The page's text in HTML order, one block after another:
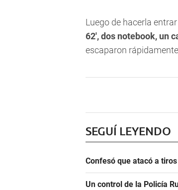
Luego de hacerla
62', dos notebook, un
escaparon
SEGUÍ LEYENDO
Confesó que atacó a
Un control de la Policía